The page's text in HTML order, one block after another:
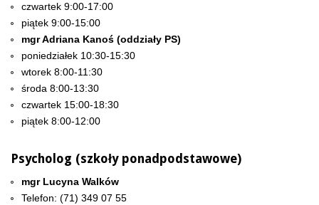
czwartek 9:00-17:00
piątek 9:00-15:00
mgr Adriana Kanoś (oddziały PS)
poniedziałek 10:30-15:30
wtorek 8:00-11:30
środa 8:00-13:30
czwartek 15:00-18:30
piątek 8:00-12:00
Psycholog (szkoły ponadpodstawowe)
mgr Lucyna Walków
Telefon: (71) 349 07 55